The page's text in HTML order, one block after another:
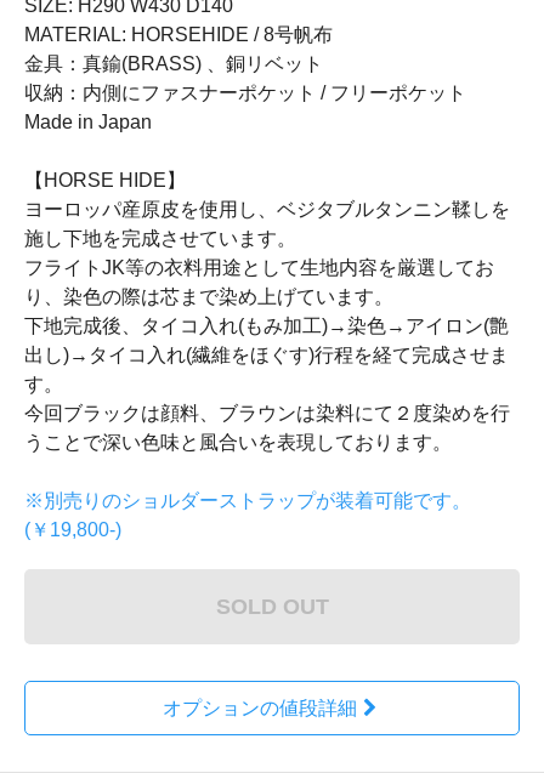
SIZE: H290 W430 D140
MATERIAL: HORSEHIDE / 8号帆布
金具：真鍮(BRASS) 、銅リベット
収納：内側にファスナーポケット / フリーポケット
Made in Japan
【HORSE HIDE】
ヨーロッパ産原皮を使用し、ベジタブルタンニン鞣しを
施し下地を完成させています。
フライトJK等の衣料用途として生地内容を厳選してお
り、染色の際は芯まで染め上げています。
下地完成後、タイコ入れ(もみ加工)→染色→アイロン(艶
出し)→タイコ入れ(繊維をほぐす)行程を経て完成させま
す。
今回ブラックは顔料、ブラウンは染料にて２度染めを行
うことで深い色味と風合いを表現しております。
※別売りのショルダーストラップが装着可能です。
(￥19,800-)
SOLD OUT
オプションの値段詳細